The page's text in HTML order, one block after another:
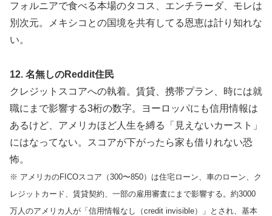
フォルニアで食べる本場のタコス、エンチラーダ、モレは
別次元。メキシコとの国境を共有してる恩恵は計り知れな
い。
12. 名無しのReddit住民
クレジットスコアへの執着。賃貸、携帯プラン、時には就
職にまで影響する3桁の数字。ヨーロッパにも信用情報は
あるけど、アメリカほど人生を縛る「見えないカースト」
にはなってない。スコアが下がったら家も借りれない恐
怖。
※ アメリカのFICOスコア（300〜850）は住宅ローン、車のローン、ク
レジットカード、賃貸契約、一部の雇用審査にまで影響する。約3000
万人のアメリカ人が「信用情報なし（credit invisible）」とされ、基本